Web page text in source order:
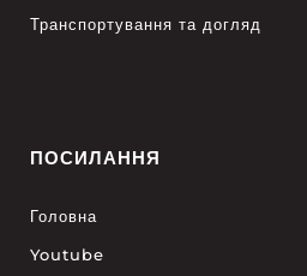
Транспортування та догляд
ПОСИЛАННЯ
Головна
Youtube